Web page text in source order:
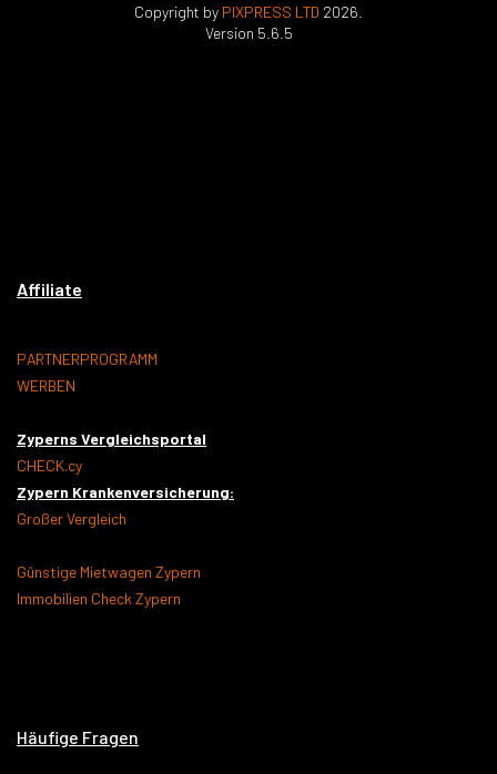
Copyright by PIXPRESS LTD 2026.
Version 5.6.5
Affiliate
PARTNERPROGRAMM
WERBEN
Zyperns Vergleichsportal
CHECK.cy
Zypern Krankenversicherung:
Großer Vergleich
Günstige Mietwagen Zypern
Immobilien Check Zypern
Häufige Fragen